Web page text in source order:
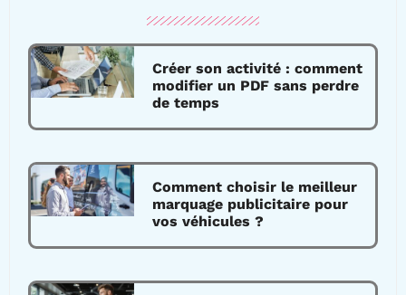
Créer son activité : comment
modifier un PDF sans perdre
de temps
Comment choisir le meilleur
marquage publicitaire pour
vos véhicules ?